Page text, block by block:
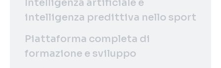
Intelligenza artificiale e
intelligenza predittiva nello sport
Piattaforma completa di
formazione e sviluppo